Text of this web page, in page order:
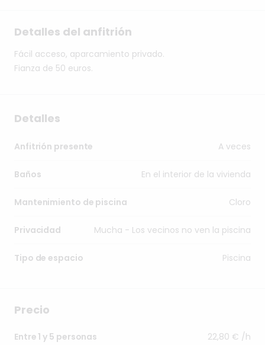
Detalles del anfitrión
Fácil acceso, aparcamiento privado.
Fianza de 50 euros.
Detalles
Anfitrión presente A veces
Baños En el interior de la vivienda
Mantenimiento de piscina Cloro
Privacidad Mucha - Los vecinos no ven la piscina
Tipo de espacio Piscina
Precio
Entre 1 y 5 personas 22,80 € /h